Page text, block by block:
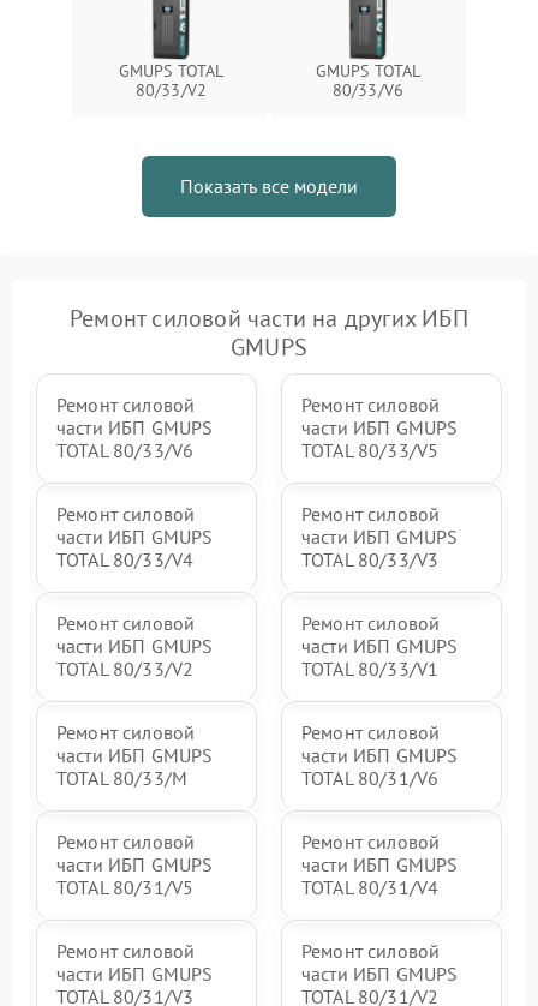
Поломка системы защиты
Подробнее →
Неисправность системы
Повреждение системы
защиты от перегрева
перенапряжения
GMUPS TOTAL
80/33/V2
GMUPS TOTAL
80/33/V6
Показать все модели
Ремонт силовой части на других ИБП
GMUPS
Ремонт силовой
части ИБП GMUPS
TOTAL 80/33/V6
Ремонт силовой
части ИБП GMUPS
TOTAL 80/33/V5
Ремонт силовой
части ИБП GMUPS
TOTAL 80/33/V4
Ремонт силовой
части ИБП GMUPS
TOTAL 80/33/V3
Ремонт силовой
части ИБП GMUPS
TOTAL 80/33/V2
Ремонт силовой
части ИБП GMUPS
TOTAL 80/33/V1
Ремонт силовой
части ИБП GMUPS
TOTAL 80/33/M
Ремонт силовой
части ИБП GMUPS
TOTAL 80/31/V6
Ремонт силовой
части ИБП GMUPS
TOTAL 80/31/V5
Ремонт силовой
части ИБП GMUPS
TOTAL 80/31/V4
Ремонт силовой
части ИБП GMUPS
TOTAL 80/31/V3
Ремонт силовой
части ИБП GMUPS
TOTAL 80/31/V2